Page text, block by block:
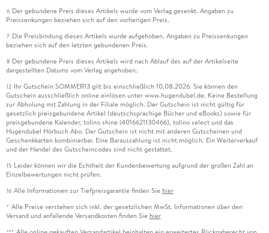
6 Der gebundene Preis dieses Artikels wurde vom Verlag gesenkt. Angaben zu
Preissenkungen beziehen sich auf den vorherigen Preis.
7 Die Preisbindung dieses Artikels wurde aufgehoben. Angaben zu Preissenkungen
beziehen sich auf den letzten gebundenen Preis.
8 Der gebundene Preis dieses Artikels wird nach Ablauf des auf der Artikelseite
dargestellten Datums vom Verlag angehoben.
12 Ihr Gutschein SOMMER13 gilt bis einschließlich 10.08.2026. Sie können den
Gutschein ausschließlich online einlösen unter www.hugendubel.de. Keine Bestellung
zur Abholung mit Zahlung in der Filiale möglich. Der Gutschein ist nicht gültig für
gesetzlich preisgebundene Artikel (deutschsprachige Bücher und eBooks) sowie für
preisgebundene Kalender, tolino shine (4016621130466), tolino select und das
Hugendubel Hörbuch Abo. Der Gutschein ist nicht mit anderen Gutscheinen und
Geschenkkarten kombinierbar. Eine Barauszahlung ist nicht möglich. Ein Weiterverkauf
und der Handel des Gutscheincodes sind nicht gestattet.
15 Leider können wir die Echtheit der Kundenbewertung aufgrund der großen Zahl an
Einzelbewertungen nicht prüfen.
16 Alle Informationen zur Tiefpreisgarantie finden Sie hier
* Alle Preise verstehen sich inkl. der gesetzlichen MwSt. Informationen über den
Versand und anfallende Versandkosten finden Sie hier